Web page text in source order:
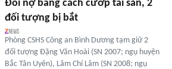
Đòi nợ bằng cách cướp tài sản, 2
đối tượng bị bắt
Phòng CSHS Công an Bình Dương tạm giữ 2
đối tượng Đặng Văn Hoài (SN 2007; ngụ huyện
Bắc Tân Uyên), Lâm Chí Lâm (SN 2008; ngụ